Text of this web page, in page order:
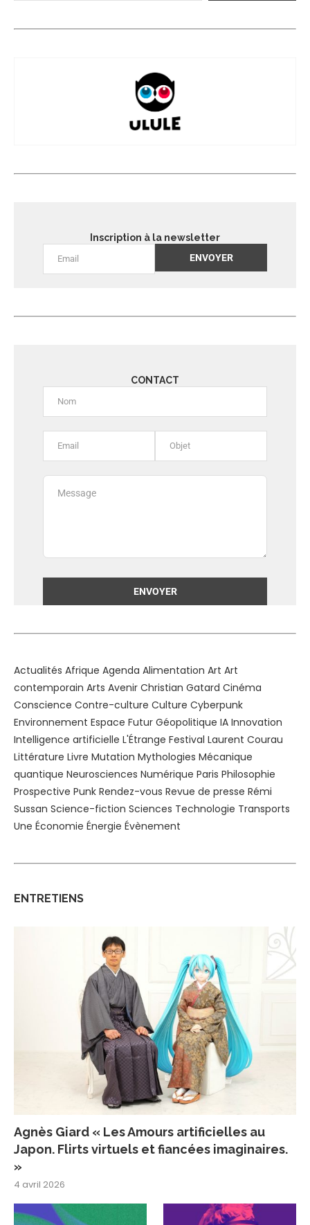
Inscription à la newsletter
CONTACT
Actualités Afrique Agenda Alimentation Art Art
contemporain Arts Avenir Christian Gatard Cinéma
Conscience Contre-culture Culture Cyberpunk
Environnement Espace Futur Géopolitique IA Innovation
Intelligence artificielle L'Étrange Festival Laurent Courau
Littérature Livre Mutation Mythologies Mécanique
quantique Neurosciences Numérique Paris Philosophie
Prospective Punk Rendez-vous Revue de presse Rémi
Sussan Science-fiction Sciences Technologie Transports
Une Économie Énergie Évènement
ENTRETIENS
Agnès Giard « Les Amours artificielles au
Japon. Flirts virtuels et fiancées imaginaires.
»
4 avril 2026